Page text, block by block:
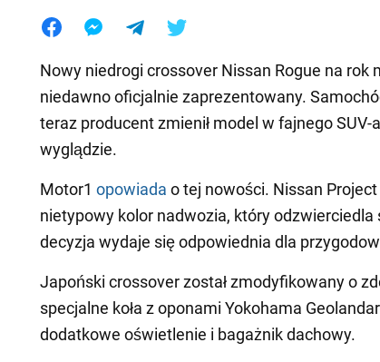
Nowy niedrogi crossover Nissan Rogue na rok
niedawno oficjalnie zaprezentowany.
teraz producent zmienił model w fajnego
wyglądzie.
Motor1 opowiada o tej nowości. Nissan
nietypowy kolor nadwozia, który
decyzja wydaje się odpowiednia dla
Japoński crossover został zmodyfikowany o
specjalne koła z oponami Yokohama
dodatkowe oświetlenie i bagażnik dachowy.